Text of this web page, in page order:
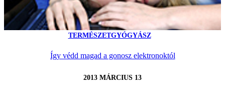
TERMÉSZETGYÓGYÁSZ
Így védd magad a gonosz elektronoktól
2013 MÁRCIUS 13